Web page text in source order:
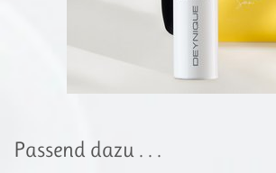
Passend dazu . . .